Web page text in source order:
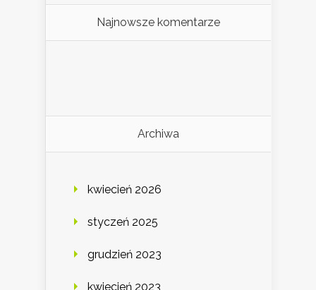
Najnowsze komentarze
Archiwa
kwiecień 2026
styczeń 2025
grudzień 2023
kwiecień 2023